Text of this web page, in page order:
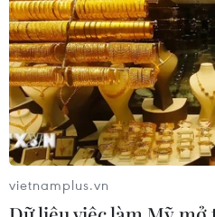
Phòng Trần Lưu Quang
công tác thu hút vốn FDI
nhiều thách thức như lợi
tỉnh, thành phố khác có
thế và môi trường đầu tư
Do đó, để tiếp tục duy trì
đầu tư trực tiếp nước
Quang đề nghị thành
vietnamplus.vn